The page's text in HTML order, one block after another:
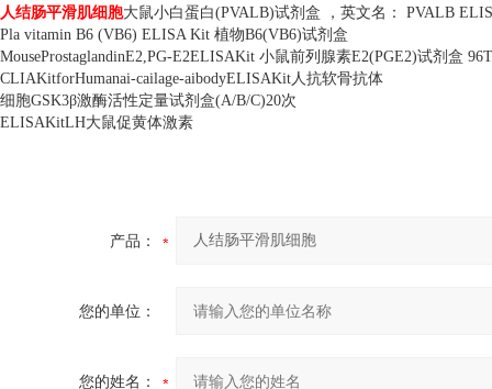
人结肠平滑肌细胞大鼠小白蛋白(PVALB)试剂盒 ，英文名：
PVALB
Pla vitamin B6 (VB6) ELISA Kit 植物B6(VB6)试剂盒
MouseProstaglandinE2,PG-E2ELISAKit 小鼠前列腺素E2(PGE2)试剂盒
CLIAKitforHumanai-cailage-aibodyELISAKit人抗软骨抗体
细胞GSK3β激酶活性定量试剂盒(A/B/C)20次
ELISAKitLH大鼠促黄体激素
产品：
您的单位：
您的姓名：